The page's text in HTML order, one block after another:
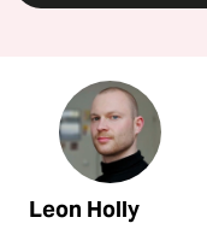
Leon Holly